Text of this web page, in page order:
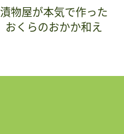
漬物屋が本気で作った
おくらのおかか和え